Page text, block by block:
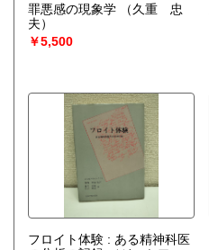
罪悪感の現象学
（久重 忠
夫）
￥5,500
フロイト体験 : ある精神科医